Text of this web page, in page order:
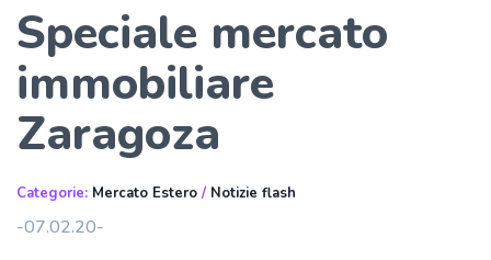
Speciale mercato
immobiliare
Zaragoza
Categorie: Mercato Estero / Notizie flash
-07.02.20-